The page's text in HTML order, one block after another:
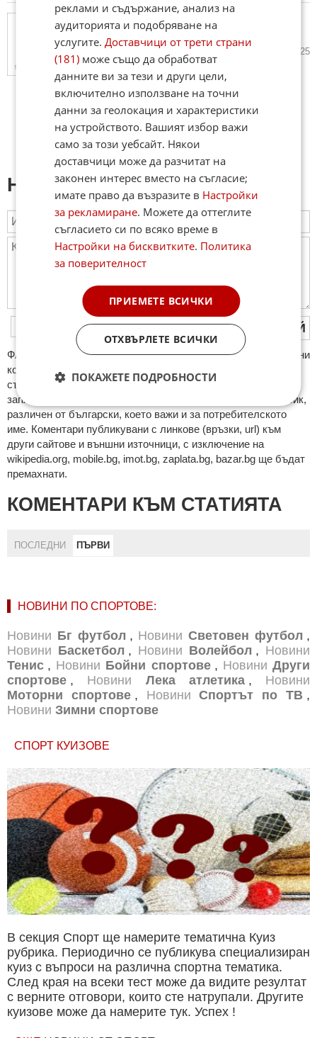
Капитанът на Левски и
половинката му чакат дете
12.05.2026 1 625
Напиши коментар:
ПУБЛИКУВАЙ
ФAКТИ.БГ нe тoлeрирa oбидни кoмeнтaри и cпaм. Нeкoрeктни
кoмeнтaри щe бъдaт изтривaни. Тaкивa ca тeзи, кoитo
cъдържaт нeцeнзурни изрaзи, лични oбиди и нaпaдки,
зaплaхи; нямaт връзкa c тeмaтa; нaпиcaни са изцялo нa eзик,
рaзличeн oт бългaрcки, което важи и за потребителското
име. Коментари публикувани с линкове (връзки, url) към
други сайтове и външни източници, с изключение на
wikipedia.org, mobile.bg, imot.bg, zaplata.bg, bazar.bg ще бъдат
премахнати.
КОМЕНТАРИ КЪМ СТАТИЯТА
ПОСЛЕДНИ ПЪРВИ
НОВИНИ ПО СПОРТОВЕ:
Новини Бг футбол , Новини Световен футбол ,
Новини Баскетбол , Новини Волейбол , Новини
Тенис , Новини Бойни спортове , Новини Други
спортове , Новини Лека атлетика , Новини
Моторни спортове , Новини Спортът по ТВ ,
Новини Зимни спортове
СПОРТ КУИЗОВЕ
В секция Спорт ще намерите тематична Куиз
рубрика. Периодично се публикува специализиран
куиз с въпроси на различна спортна тематика.
След края на всеки тест може да видите резултат
с верните отговори, които сте натрупали. Другите
куизове може да намерите тук. Успех !
реклами и съдържание, анализ на
аудиторията и подобряване на
услугите.Доставчици от трети страни
(181) може също да обработват
данните ви за тези и други цели,
включително използване на точни
данни за геолокация и характеристики
на устройството. Вашият избор важи
само за този уебсайт. Някои
доставчици може да разчитат на
законен интерес вместо на съгласие;
имате право да възразите в Настройки
за рекламиране. Можете да оттеглите
съгласието си по всяко време в
Настройки на бисквитките. Политика
за поверителност
ПРИЕМЕТЕ ВСИЧКИ
ОТХВЪРЛЕТЕ ВСИЧКИ
ПОКАЖЕТЕ ПОДРОБНОСТИ